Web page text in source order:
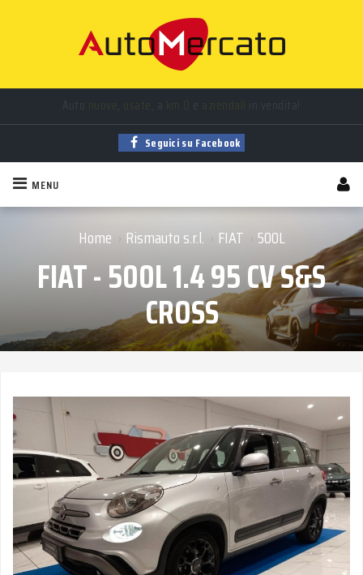
Trova la tua auto tramigliaiadi annunci sempre aggiornati!
Seguici su Facebook
MENU
Home › Rismauto s.r.l. › FIAT › 500L
FIAT - 500L 1.4 95 CV S&S
CROSS